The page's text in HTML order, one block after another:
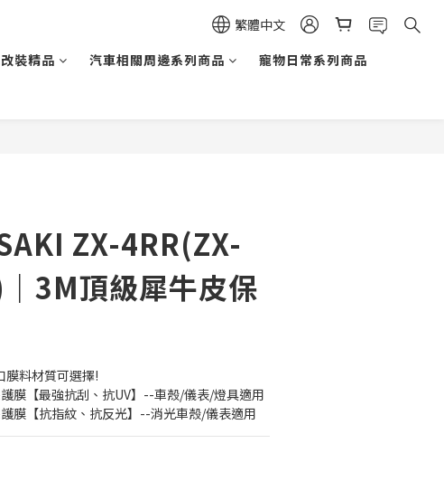
繁體中文
裝精品 汽車相關周邊系列商品
寵物日常系列商品
ZX-4RR(ZX-
3M頂級犀牛皮保
膜料材質可選擇!
膜【最強抗刮、抗UV】--車殼/儀表/燈具適用
膜【抗指紋、抗反光】--消光車殼/儀表適用